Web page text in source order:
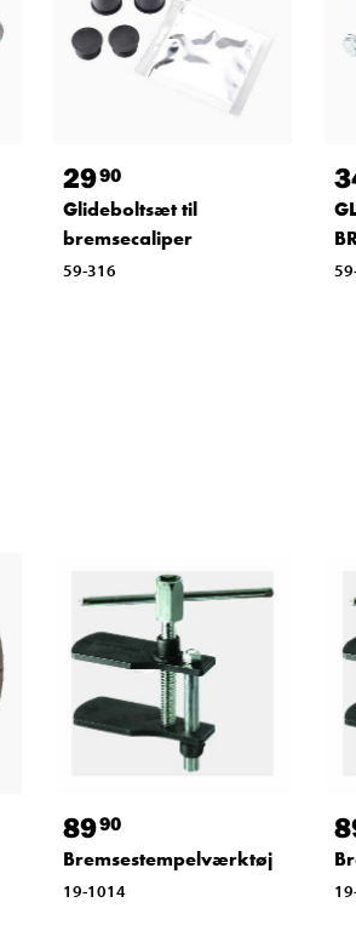
2990
Glideboltsæt til
bremsecaliper
59-316
8990
Bremsestempelværktøj
19-1014